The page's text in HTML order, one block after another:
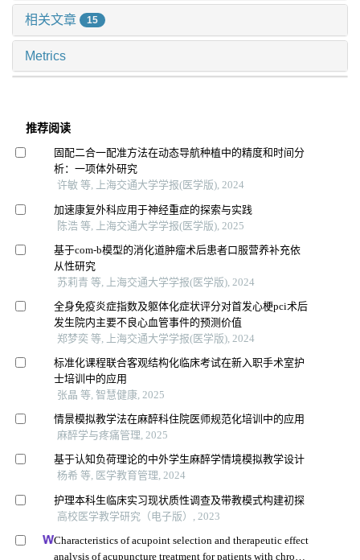
相关文章 15
Metrics
推荐阅读
固配二合一配准方法在动态导航种植中的精度和时间分
析：一项体外研究
许敏 等, 上海交通大学学报(医学版), 2024
加速康复外科应用于神经重症的探索与实践
陈浩 等, 上海交通大学学报(医学版), 2025
基于com-b模型的消化道肿瘤术后患者口服营养补充依
从性研究
苏莉青 等, 上海交通大学学报(医学版), 2024
全身免疫炎症指数及躯体化症状评分对首发心梗pci术后
发生院内主要不良心血管事件的预测价值
郑梦奕 等, 上海交通大学学报(医学版), 2024
标准化课程联合客观结构化临床考试在新入职手术室护
士培训中的应用
张晶 等, 智慧健康, 2025
情景模拟教学法在麻醉科住院医师规范化培训中的应用
麻醉学与疼痛管理, 2025
基于认知负荷理论的中外学生麻醉学情境模拟教学设计
杨希 等, 医学教育管理, 2024
护理本科生临床实习现状质性调查及带教模式构建初探
高校医学教学研究（电子版）, 2023
Characteristics of acupoint selection and therapeutic effect
analysis of acupuncture treatment for patients with chronic